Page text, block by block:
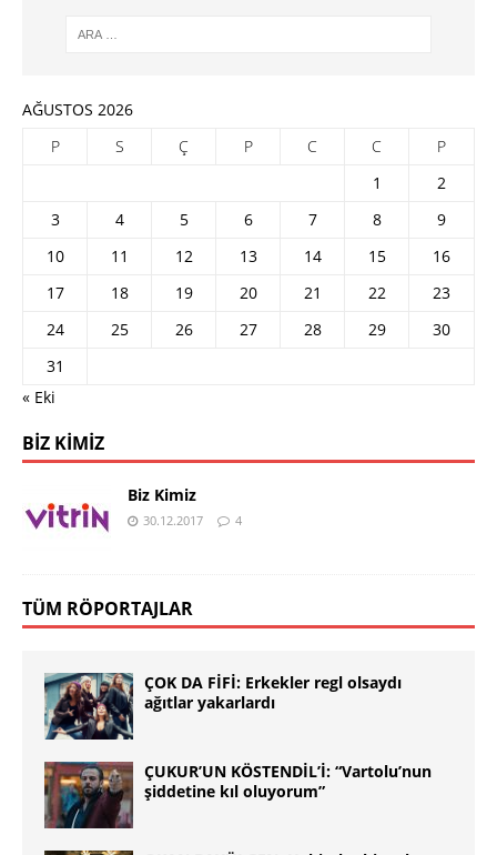
AĞUSTOS 2026
P
S Ç P C C
P
1
2
3
4 5 6 7 8
9
10
11 12 13 14 15
16
17
18 19 20 21 22
23
24
25 26 27 28 29
30
31
« Eki
BIZ KIMIZ
Biz Kimiz
30.12.2017 4
TÜM RÖPORTAJLAR
ÇOK DA FİFİ: Erkekler regl olsaydı
ağıtlar yakarlardı
ÇUKUR’UN KÖSTENDİL’İ: “Vartolu’nun
şiddetine kıl oluyorum”